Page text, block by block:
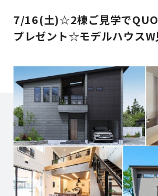
営業時間／10:00～20:00
タップで電話を
7/16(土)☆2棟ご見学で
プレゼント☆モデルハウスW